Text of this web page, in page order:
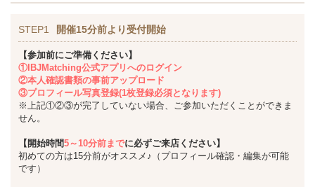
STEP1 開催15分前より受付開始
【参加前にご準備ください】
①IBJMatching公式アプリへのログイン
②本人確認書類の事前アップロード
③プロフィール写真登録(1枚登録必須となります)
※上記①②③が完了していない場合、ご参加いただくことができま
せん。
【開始時間5～10分前までに必ずご来店ください】
初めての方は15分前がオススメ♪（プロフィール確認・編集が可能
です）